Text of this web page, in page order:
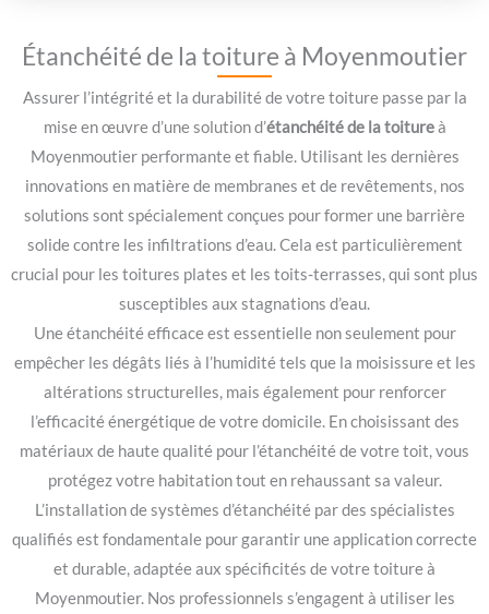
Étanchéité de la toiture à Moyenmoutier
Assurer l’intégrité et la durabilité de votre toiture passe par la
mise en œuvre d’une solution d’étanchéité de la toitureà
Moyenmoutier performante et fiable. Utilisant les dernières
innovations en matière de membranes et de revêtements, nos
solutions sont spécialement conçues pour former une barrière
solide contre les infiltrations d’eau. Cela est particulièrement
crucial pour les toitures plates et les toits-terrasses, qui sont plus
susceptibles aux stagnations d’eau.
Une étanchéité efficace est essentielle non seulement pour
empêcher les dégâts liés à l’humidité tels que la moisissure et les
altérations structurelles, mais également pour renforcer
l’efficacité énergétique de votre domicile. En choisissant des
matériaux de haute qualité pour l’étanchéité de votre toit, vous
protégez votre habitation tout en rehaussant sa valeur.
L’installation de systèmes d’étanchéité par des spécialistes
qualifiés est fondamentale pour garantir une application correcte
et durable, adaptée aux spécificités de votre toiture à
Moyenmoutier. Nos professionnels s’engagent à utiliser les